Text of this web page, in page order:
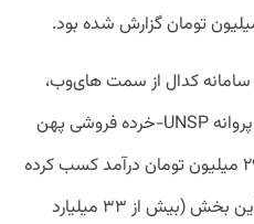
کدال از سمت های‌وب،
این شرکت از بخش ارائه خدمات پروانه UNSP-خرده فروشی پهن
باند ثابت بیش از ۳۵ میلیارد و ۲۹۰ میلیون تومان درآمد کسب کرده
از این بخش (بیش از ۳۳ میلیارد